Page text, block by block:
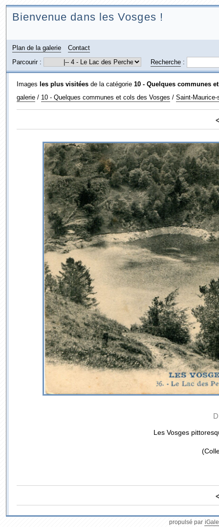
Bienvenue dans les Vosges !
Plan de la galerie
Contact
Parcourir :
Recherche:
Images les plus visitéesde la catégorie 10 - Quelques communes
galerie/ 10 - Quelques communes et cols des Vosges / Saint-Maurice-
Les Vosges
propulsé par